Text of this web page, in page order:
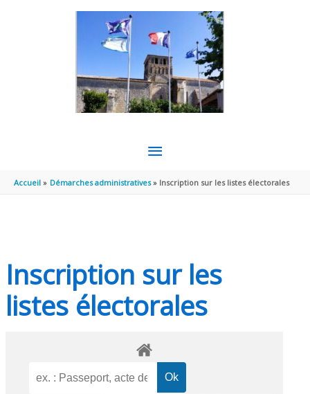
MENU
PRINCIPAL
Accueil Démarches administratives Inscription sur les listes électorales
Inscription sur les
listes électorales